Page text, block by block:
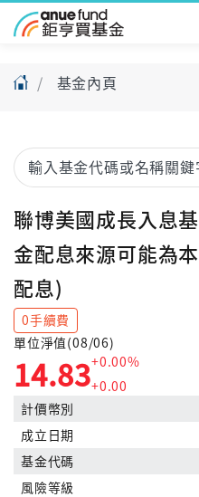
基金內頁
聯博美國成長入息
金配息來源可能為
配息)
0手續費
單位淨值(08/06)
14.83+0.00%
+0.00
計價幣別
成立日期
基金代碼
風險等級